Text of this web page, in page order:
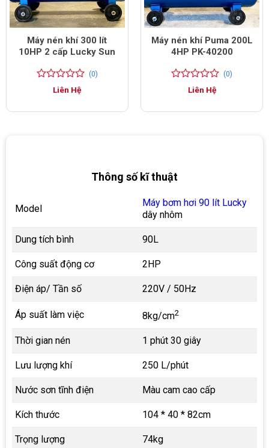
Máy nén khí 300 lít
10HP 2 cấp Lucky Sun
(0)
Liên Hệ
Máy nén khí Puma 200L
4HP PK-40200
(0)
Liên Hệ
Thông số kĩ thuật
Model
Máy bơm hơi 90 lít Lucky
dây nhôm
Dung tích bình 90L
Công suất động cơ 2HP
Điện áp/ Tần số 220V / 50Hz
Áp suất làm việc 8kg/cm2
Thời gian nén 1 phút 30 giây
Lưu lượng khí 250 L/phút
Nước sơn tĩnh điện Màu cam cao cấp
Kích thước 104 * 40 * 82cm
Trọng lượng 74kg